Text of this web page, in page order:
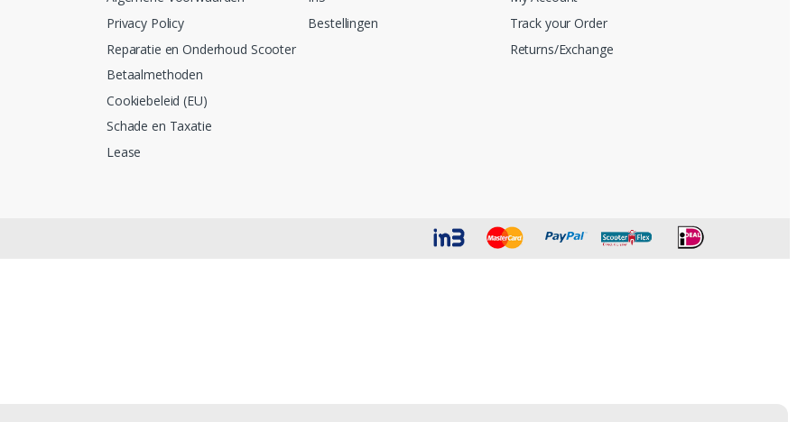
Privacy Policy
Reparatie en Onderhoud Scooter
Betaalmethoden
Cookiebeleid (EU)
Schade en Taxatie
Lease
Bestellingen
Track your Order
Returns/Exchange